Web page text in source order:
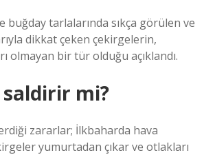
buğday tarlalarında sıkça görülen ve
dikkat çeken çekirgelerin,
olmayan bir tür olduğu açıklandı.
saldirir mi?
zararlar; İlkbaharda hava
yumurtadan çıkar ve otlakları